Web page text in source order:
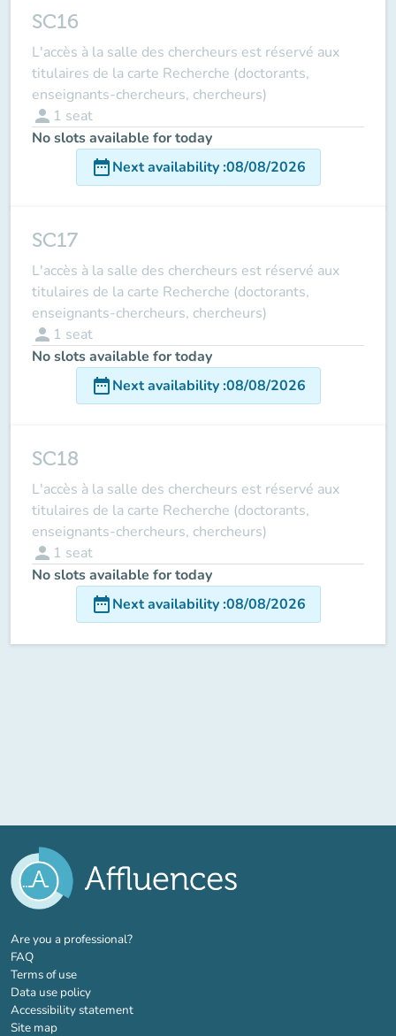
SC16
L'accès à la salle des chercheurs est réservé aux
titulaires de la carte Recherche (doctorants,
enseignants-chercheurs, chercheurs)
person 1 seat
No slots available for today
date_rangeNext availability:08/08/2026
SC17
L'accès à la salle des chercheurs est réservé aux
titulaires de la carte Recherche (doctorants,
enseignants-chercheurs, chercheurs)
person 1 seat
No slots available for today
date_rangeNext availability:08/08/2026
SC18
L'accès à la salle des chercheurs est réservé aux
titulaires de la carte Recherche (doctorants,
enseignants-chercheurs, chercheurs)
person 1 seat
No slots available for today
date_rangeNext availability:08/08/2026
Are you a professional?(new tab)
FAQ
Terms of use
Data use policy
Accessibility statement
Site map